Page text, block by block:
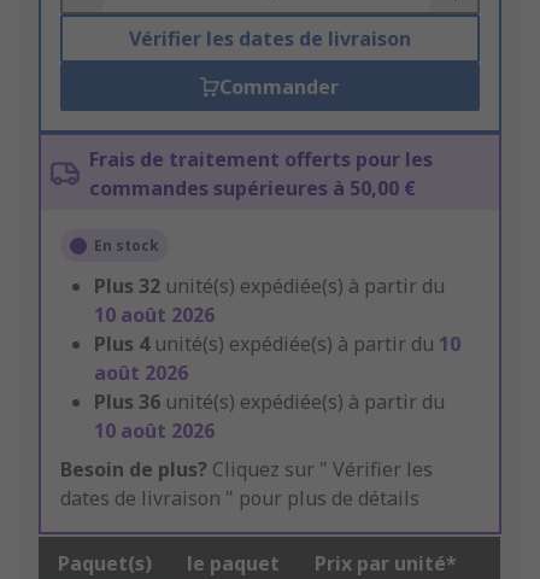
Vérifier les dates de livraison
Commander
Frais de traitement offerts pour les
commandes supérieures à 50,00 €
En stock
Plus 32 unité(s) expédiée(s) à partir du
10 août 2026
Plus 4 unité(s) expédiée(s) à partir du 10
août 2026
Plus 36 unité(s) expédiée(s) à partir du
10 août 2026
Besoin de plus? Cliquez sur " Vérifier les
dates de livraison " pour plus de détails
Paquet(s) le paquet Prix par unité*